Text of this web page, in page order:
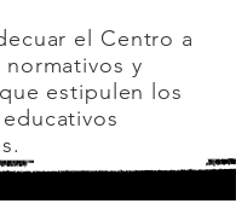
el Centro a
normativos y
estipulen los